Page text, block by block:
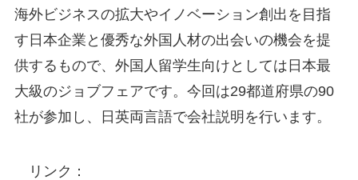
海外ビジネスの拡大やイノベーション創出を目指
す日本企業と優秀な外国人材の出会いの機会を提
供するもので、外国人留学生向けとしては日本最
大級のジョブフェアです。今回は29都道府県の90
社が参加し、日英両言語で会社説明を行います。
リンク：